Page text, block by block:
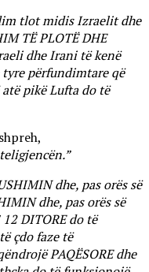
tlot midis Izraelit dhe
TË PLOTË DHE
dhe Irani të kenë
përfundimtare që
pikë Lufta do të
dhe, pas orës së
dhe, pas orës së
DITORE do të
çdo faze të
PAQËSORE dhe